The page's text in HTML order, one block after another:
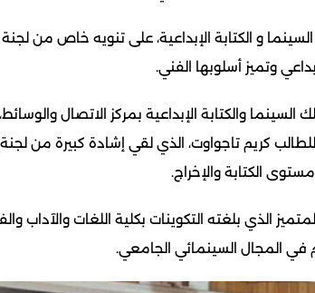
و الكتابة الإبداعية، على تنويه خاص من لجنة
وتميز أسلوبها الفني.
والكتابة الإبداعية بمركز الاتصال
كريم تاجواوت، الذي لقي إشادة كبيرة من لجنة
مستوى الكتابة والإخراج.
الذي بلغته التكوينات بكلية اللغات والآداب
في المجال السينمائي الجامعي.